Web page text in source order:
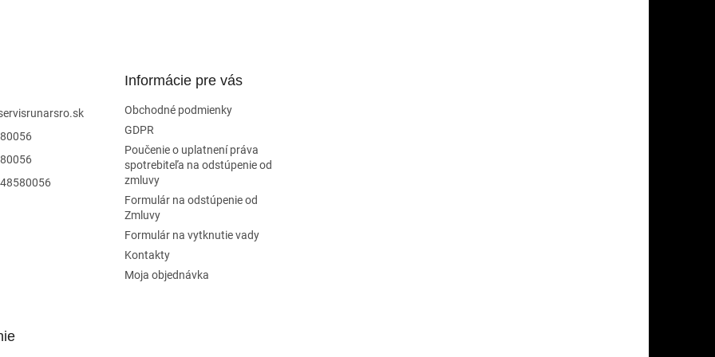
Informácie pre vás
Obchodné podmienky
GDPR
Poučenie o uplatnení práva
spotrebiteľa na odstúpenie od
zmluvy
Formulár na odstúpenie od
Zmluvy
Formulár na vytknutie vady
Kontakty
Moja objednávka